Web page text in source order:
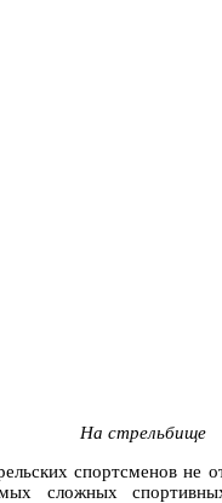
На стрельбище
спортсменов не
сложных